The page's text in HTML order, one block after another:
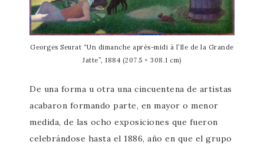
Georges Seurat “Un dimanche après-midi à l’Ile de la Grande
Jatte”, 1884 (207.5 × 308.1 cm)
De una forma u otra una cincuentena de artistas
acabaron formando parte, en mayor o menor
medida, de las ocho exposiciones que fueron
celebrándose hasta el 1886, año en que el grupo